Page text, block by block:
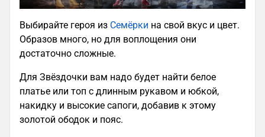
Выбирайте героя из Семёрки на свой вкус и цвет.
Образов много, но для воплощения они
достаточно сложные.
Для Звёздочки вам надо будет найти белое
платье или топ с длинным рукавом и юбкой,
накидку и высокие сапоги, добавив к этому
золотой ободок и пояс.